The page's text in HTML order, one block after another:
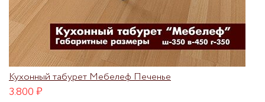
Кухонный табурет Мебелеф Печенье
3.800₽